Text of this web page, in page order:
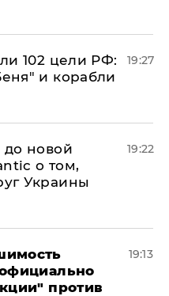
102 цели РФ:
и корабли
19:27
новой
о том,
Украины
19:22
против
19:13